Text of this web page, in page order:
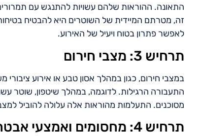
התאונה. ההוראות שלהם עשויות להתנגש עם
זה, מטרתם המיידית של השוטרים היא להבטיח בטיחות
לאפשר פתרון בטוח ויעיל של האירוע.
תרחיש 3: מצבי חירום
במצבי חירום, כגון במהלך אסון טבע או אירוע
התעבורה הרגילות. לדוגמה, במהלך שיטפון, שוטר
מסוכנים. התעלמות מהוראות אלה עלולה להוביל
תרחיש 4: מחסומים ואמצעי אבטחה